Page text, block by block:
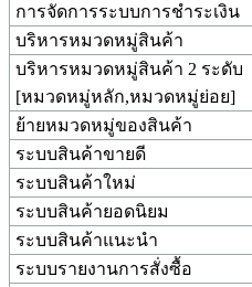
การจัดการระบบการชำระเงิน
บริหารหมวดหมู่สินค้า
บริหารหมวดหมู่สินค้า 2 ระดับ
[หมวดหมู่หลัก,หมวดหมู่ย่อย]
ย้ายหมวดหมู่ของสินค้า
ระบบสินค้าขายดี
ระบบสินค้าใหม่
ระบบสินค้ายอดนิยม
ระบบสินค้าแนะนำ
ระบบรายงานการสั่งซื้อ